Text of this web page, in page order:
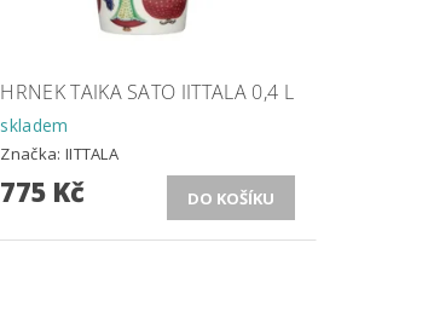
HRNEK TAIKA SATO IITTALA 0,4 L
skladem
Značka: IITTALA
775 Kč